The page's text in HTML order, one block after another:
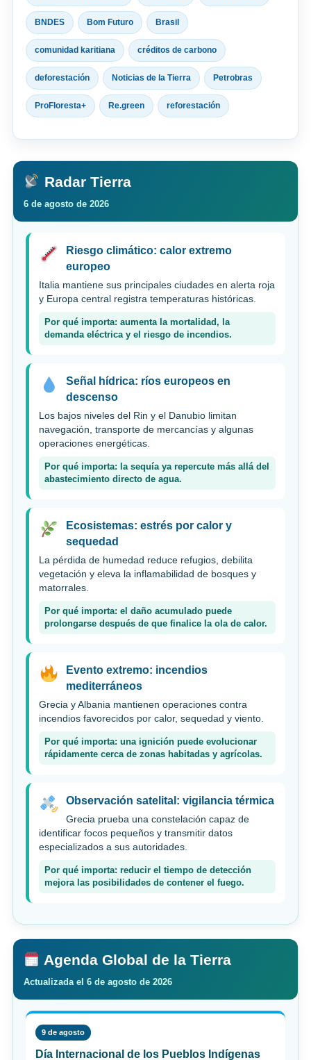
BNDES Bom Futuro Brasil
comunidad karitiana créditos de carbono
deforestación Noticias de la Tierra Petrobras
ProFloresta+ Re.green reforestación
Radar Tierra
6 de agosto de 2026
Riesgo climático: calor extremo
europeo
Italia mantiene sus principales ciudades en alerta roja
y Europa central registra temperaturas históricas.
Por qué importa: aumenta la mortalidad, la
demanda eléctrica y el riesgo de incendios.
Señal hídrica: ríos europeos en
descenso
Los bajos niveles del Rin y el Danubio limitan
navegación, transporte de mercancías y algunas
operaciones energéticas.
Por qué importa: la sequía ya repercute más allá del
abastecimiento directo de agua.
Ecosistemas: estrés por calor y
sequedad
La pérdida de humedad reduce refugios, debilita
vegetación y eleva la inflamabilidad de bosques y
matorrales.
Por qué importa: el daño acumulado puede
prolongarse después de que finalice la ola de calor.
Evento extremo: incendios
mediterráneos
Grecia y Albania mantienen operaciones contra
incendios favorecidos por calor, sequedad y viento.
Por qué importa: una ignición puede evolucionar
rápidamente cerca de zonas habitadas y agrícolas.
Observación satelital: vigilancia térmica
Grecia prueba una constelación capaz de
identificar focos pequeños y transmitir datos
especializados a sus autoridades.
Por qué importa: reducir el tiempo de detección
mejora las posibilidades de contener el fuego.
Agenda Global de la Tierra
Actualizada el 6 de agosto de 2026
9 de agosto
Día Internacional de los Pueblos Indígenas